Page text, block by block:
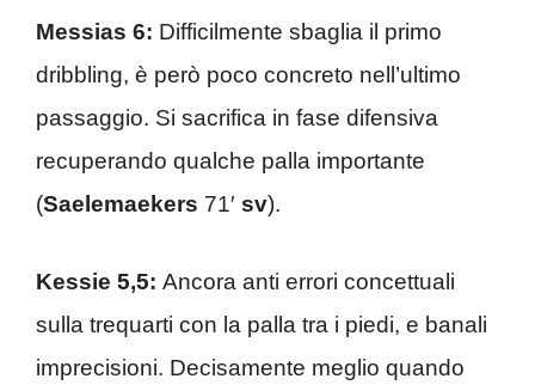
Messias 6: Difficilmente sbaglia il primo
dribbling, è però poco concreto nell’ultimo
passaggio. Si sacrifica in fase difensiva
recuperando qualche palla importante
(Saelemaekers 71′ sv).
Kessie 5,5: Ancora anti errori concettuali
sulla trequarti con la palla tra i piedi, e banali
imprecisioni. Decisamente meglio quando